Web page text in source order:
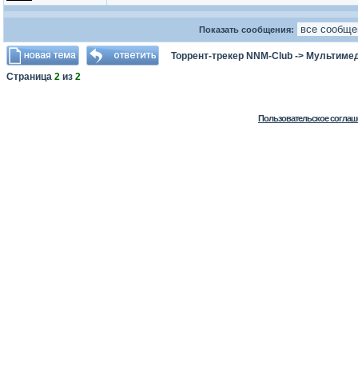
Показать сообщения:
Торрент-трекер NNM-Club ->
Страница 2 из 2
Пользовательское